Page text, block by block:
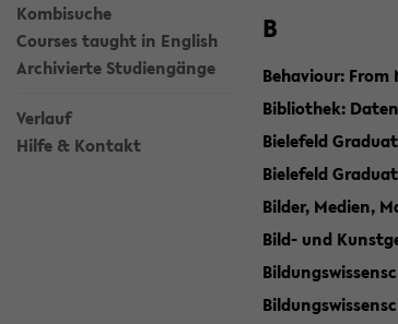
Kombisuche
Courses taught in English
Archivierte Studiengänge
Verlauf
Hilfe & Kontakt
B
Behaviour:
Bibliothek:
Bielefeld
Bielefeld
Bilder, Medien,
Bild- und